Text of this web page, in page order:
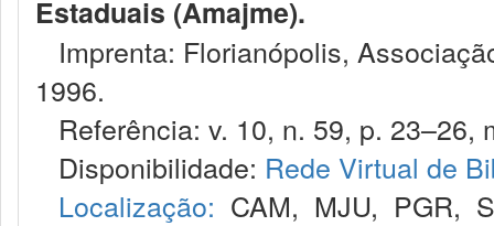
Estaduais (Amajme).
Imprenta: Florianópolis,
1996.
Referência: v. 10, n. 59, p. 23–26,
Disponibilidade: Rede Virtual de
Localização: CAM, MJU, PGR,